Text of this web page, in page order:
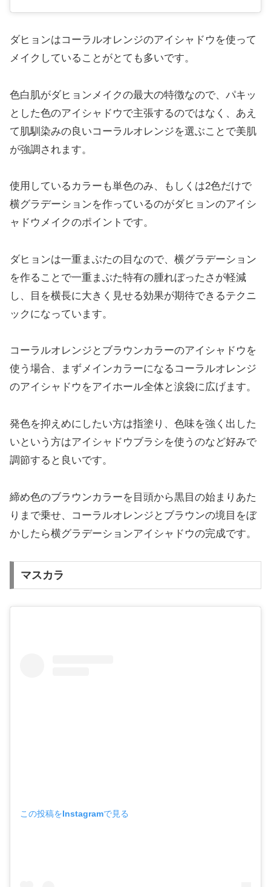
ダヒョンはコーラルオレンジのアイシャドウを使って
メイクしていることがとても多いです。
色白肌がダヒョンメイクの最大の特徴なので、パキッ
とした色のアイシャドウで主張するのではなく、あえ
て肌馴染みの良いコーラルオレンジを選ぶことで美肌
が強調されます。
使用しているカラーも単色のみ、もしくは2色だけで
横グラデーションを作っているのがダヒョンのアイシ
ャドウメイクのポイントです。
ダヒョンは一重まぶたの目なので、横グラデーション
を作ることで一重まぶた特有の腫れぼったさが軽減
し、目を横長に大きく見せる効果が期待できるテクニ
ックになっています。
コーラルオレンジとブラウンカラーのアイシャドウを
使う場合、まずメインカラーになるコーラルオレンジ
のアイシャドウをアイホール全体と涙袋に広げます。
発色を抑えめにしたい方は指塗り、色味を強く出した
いという方はアイシャドウブラシを使うのなど好みで
調節すると良いです。
締め色のブラウンカラーを目頭から黒目の始まりあた
りまで乗せ、コーラルオレンジとブラウンの境目をぼ
かしたら横グラデーションアイシャドウの完成です。
マスカラ
この投稿をInstagramで見る